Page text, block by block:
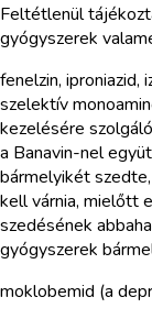
Feltétlenül
gyógyszerek
fenelzin, iproniazid,
szelektív
kezelésére
a Banavin-nel
bármelyikét
kell várnia, mielőtt
szedésének
gyógyszerek
moklobemid (a